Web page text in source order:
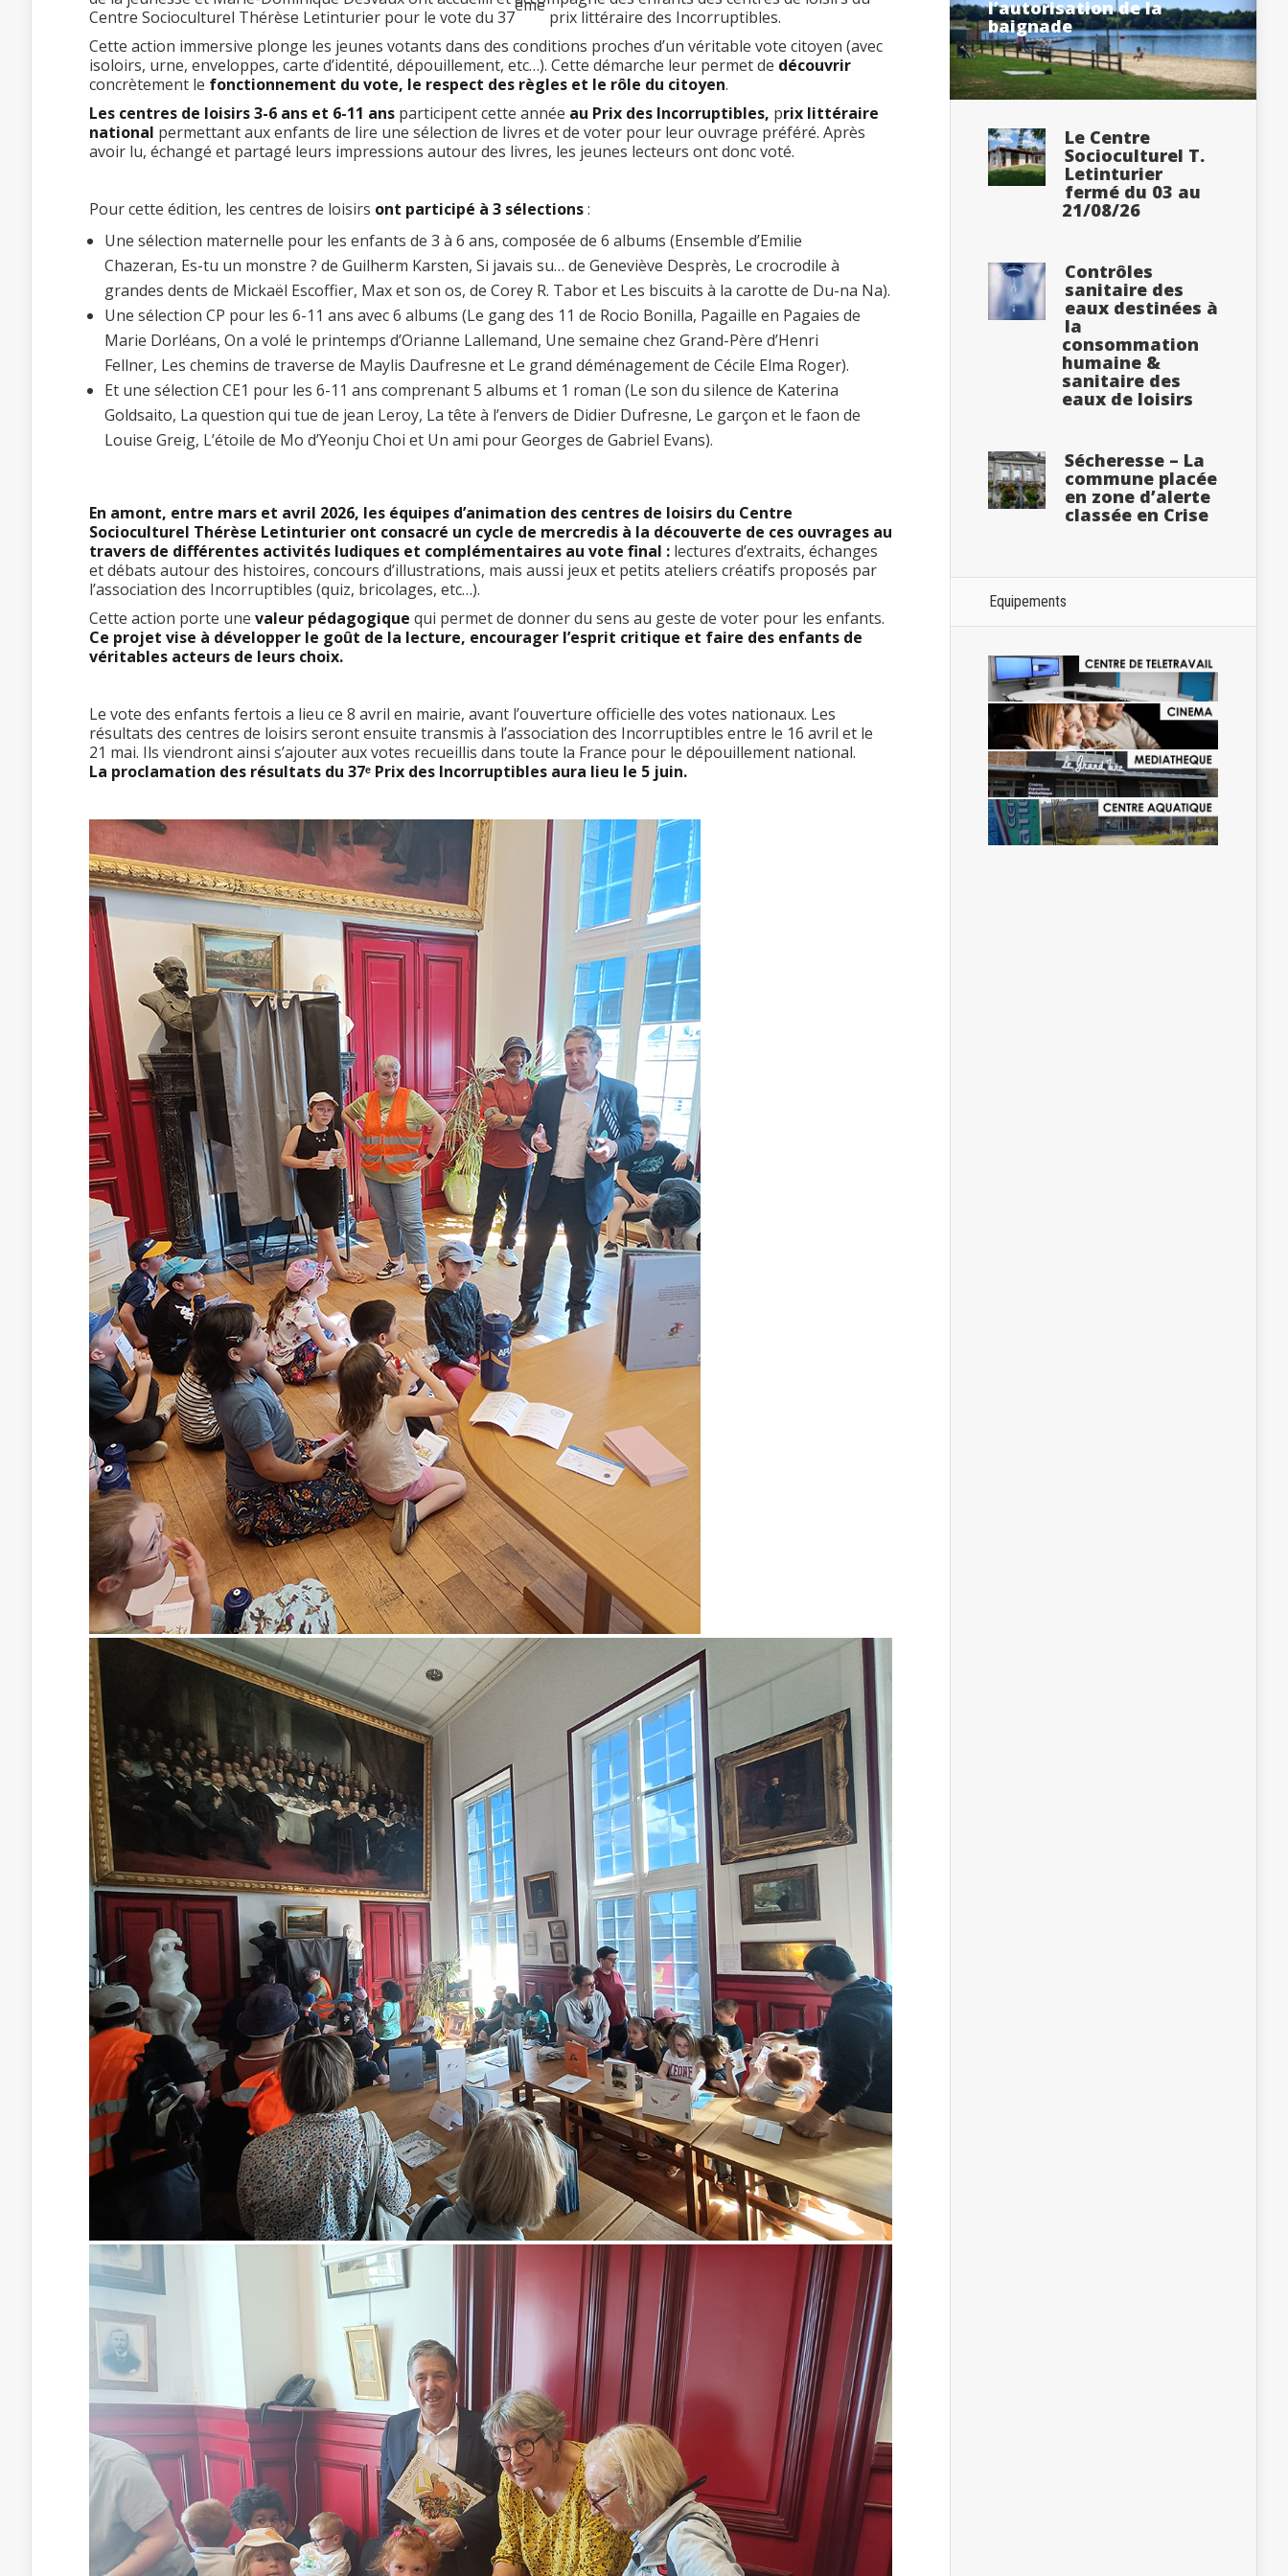
Centre Socioculturel Thérèse Letinturier pour le vote du 37
ème
prix littéraire des Incorruptibles.
Cette action immersive plonge les jeunes votants dans des conditions proches d’un véritable vote citoyen (avec
isoloirs, urne, enveloppes, carte d’identité, dépouillement, etc…). Cette démarche leur permet de découvrir
concrètement le fonctionnement du vote, le respect des règles et le rôle du citoyen.
Les centres de loisirs 3-6 ans et 6-11 ans participent cette année au Prix des Incorruptibles, prix littéraire
national permettant aux enfants de lire une sélection de livres et de voter pour leur ouvrage préféré. Après
avoir lu, échangé et partagé leurs impressions autour des livres, les jeunes lecteurs ont donc voté.
Pour cette édition, les centres de loisirs ont participé à 3 sélections:
Une sélection maternelle pour les enfants de 3 à 6 ans, composée de 6 albums (Ensemble d’Emilie
Chazeran, Es-tu un monstre ? de Guilherm Karsten, Si javais su… de Geneviève Desprès, Le crocrodile à
grandes dents de Mickaël Escoffier, Max et son os, de Corey R. Tabor et Les biscuits à la carotte de Du-na Na).
Une sélection CP pour les 6-11 ans avec 6 albums (Le gang des 11 de Rocio Bonilla, Pagaille en Pagaies de
Marie Dorléans, On a volé le printemps d’Orianne Lallemand, Une semaine chez Grand-Père d’Henri
Fellner, Les chemins de traverse de Maylis Daufresne et Le grand déménagement de Cécile Elma Roger).
Et une sélection CE1 pour les 6-11 ans comprenant 5 albums et 1 roman (Le son du silence de Katerina
Goldsaito, La question qui tue de jean Leroy, La tête à l’envers de Didier Dufresne, Le garçon et le faon de
Louise Greig, L’étoile de Mo d’Yeonju Choi et Un ami pour Georges de Gabriel Evans).
En amont, entre mars et avril 2026, les équipes d’animation des centres de loisirs du Centre
Socioculturel Thérèse Letinturier ont consacré un cycle de mercredis à la découverte de ces ouvrages au
travers de différentes activités ludiques et complémentaires au vote final : lectures d’extraits, échanges
et débats autour des histoires, concours d’illustrations, mais aussi jeux et petits ateliers créatifs proposés par
l’association des Incorruptibles (quiz, bricolages, etc…).
Cette action porte une valeur pédagogique qui permet de donner du sens au geste de voter pour les enfants.
Ce projet vise à développer le goût de la lecture, encourager l’esprit critique et faire des enfants de
véritables acteurs de leurs choix.
Le vote des enfants fertois a lieu ce 8 avril en mairie, avant l’ouverture officielle des votes nationaux. Les
résultats des centres de loisirs seront ensuite transmis à l’association des Incorruptibles entre le 16 avril et le
21 mai. Ils viendront ainsi s’ajouter aux votes recueillis dans toute la France pour le dépouillement national.
La proclamation des résultats du 37ᵉ Prix des Incorruptibles aura lieu le 5 juin.
l’autorisation de la
baignade
Le Centre
Socioculturel T.
Letinturier
fermé du 03 au
21/08/26
Contrôles
sanitaire des
eaux destinées à
la
consommation
humaine &
sanitaire des
eaux de loisirs
Sécheresse – La
commune placée
en zone d’alerte
classée en Crise
Equipements